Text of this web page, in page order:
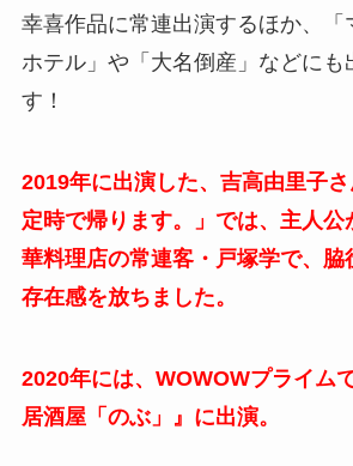
幸喜作品に常連出演するほか、「
ホテル」や「大名倒産」などにも
す！
2019年に出演した、吉高由里子さ
定時で帰ります。」では、主人公
華料理店の常連客・戸塚学で、脇
存在感を放ちました。
2020年には、WOWOWプライム
居酒屋「のぶ」』に出演。